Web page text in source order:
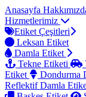
Anasayfa
Hizmetlerimiz
Etiket Çeşitleri
Leksan Etiket
Damla Etiket
Tekne Etiketi
Etiket
Dondurma
Reflektif Damla